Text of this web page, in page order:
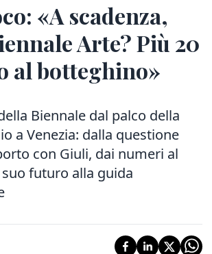
«A scadenza,
Arte? Più 20
al botteghino»
Biennale dal palco della
a Venezia: dalla questione
con Giuli, dai numeri al
futuro alla guida